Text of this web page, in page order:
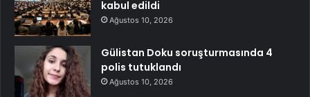
kabul edildi
Ağustos 10, 2026
Gülistan Doku soruşturmasında 4
polis tutuklandı
Ağustos 10, 2026